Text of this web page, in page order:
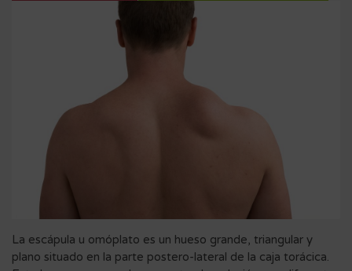
La escápula u omóplato es un hueso grande, triangular y
plano situado en la parte postero-lateral de la caja torácica.